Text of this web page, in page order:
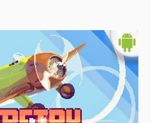
0.0